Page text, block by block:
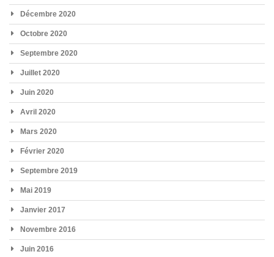
Décembre 2020
Octobre 2020
Septembre 2020
Juillet 2020
Juin 2020
Avril 2020
Mars 2020
Février 2020
Septembre 2019
Mai 2019
Janvier 2017
Novembre 2016
Juin 2016